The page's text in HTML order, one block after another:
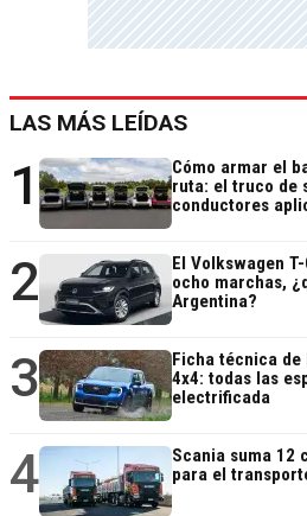
LAS MÁS LEÍDAS
1
Cómo armar el
ruta: el truco de
conductores
2
El Volkswagen
ocho marchas,
Argentina?
3
Ficha técnica
4x4: todas las
electrificada
4
Scania suma 12
para el